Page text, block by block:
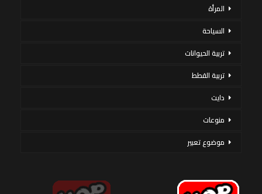
المرأة
السياحة
تربية الحيوانات
تربية القطط
دايت
منوعات
موضوع تعبير